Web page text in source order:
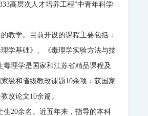
高层次人才培养工程”中青年科学
教学。目前开设的课程主要包括：
学基础》、《毒理学实验方法与技
毒理学是国家和江苏省精品课程及
级和省级教改课题10余项；获国家
改论文10余篇。
生20余名。近五年来，指导的本科